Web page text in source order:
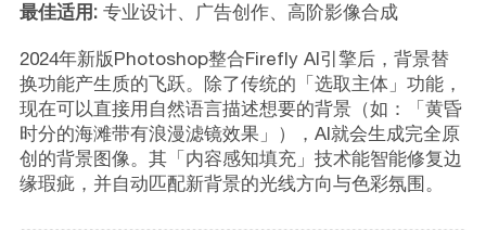
最佳适用: 专业设计、广告创作、高阶影像合成
2024年新版Photoshop整合Firefly AI引擎后，背景替
换功能产生质的飞跃。除了传统的「选取主体」功能，
现在可以直接用自然语言描述想要的背景（如：「黄昏
时分的海滩带有浪漫滤镜效果」），AI就会生成完全原
创的背景图像。其「内容感知填充」技术能智能修复边
缘瑕疵，并自动匹配新背景的光线方向与色彩氛围。